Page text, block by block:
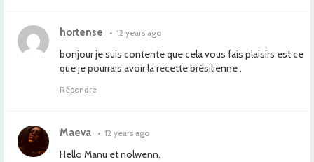
hortense • 12 years ago
bonjour je suis contente que cela vous fais plaisirs est ce
que je pourrais avoir la recette brésilienne .
Répondre
Maeva • 12 years ago
Hello Manu et nolwenn,